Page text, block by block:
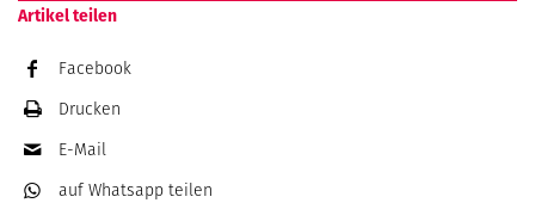
Artikel teilen
Facebook
Drucken
E-Mail
auf Whatsapp teilen